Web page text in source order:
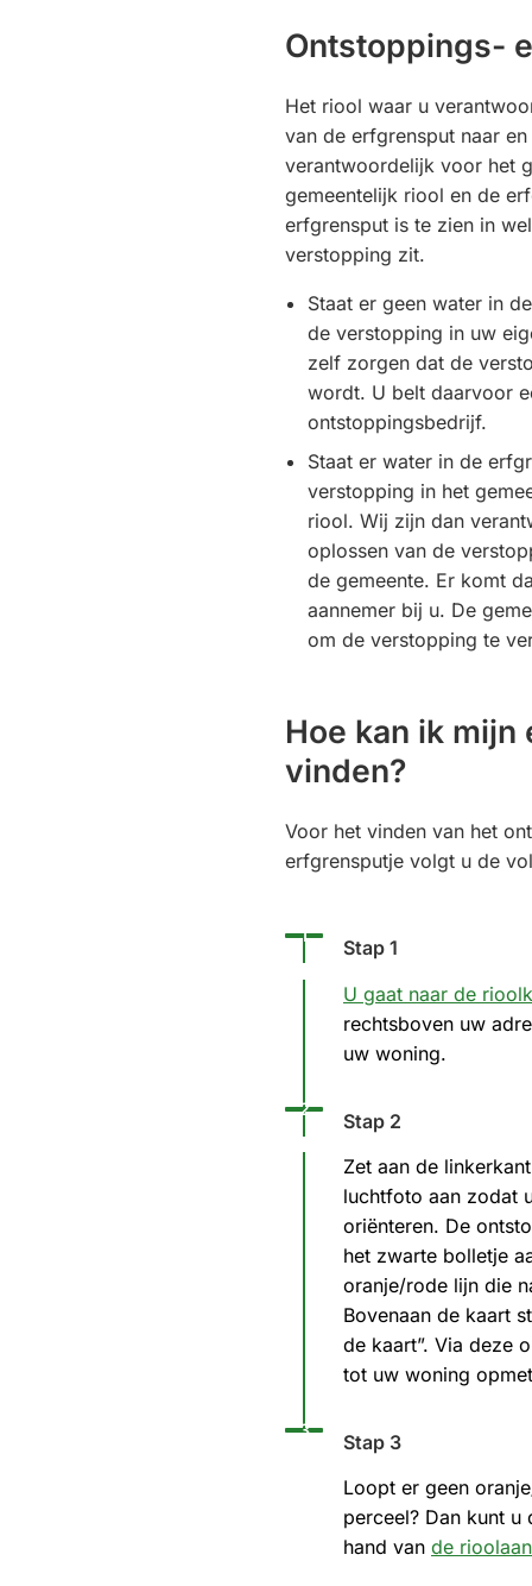
Ontstoppings-
Het riool waar u
van de erfgrensput naar
verantwoordelijk voor het
gemeentelijk riool en de
erfgrensput is te zien in
verstopping zit.
Staat er geen water in
de verstopping in uw
zelf zorgen dat de
wordt. U belt daarvoor
ontstoppingsbedrijf.
Staat er water in de
verstopping in het
riool. Wij zijn dan
oplossen van de
de gemeente. Er komt
aannemer bij u. De
om de verstopping te
Hoe kan ik
vinden?
Voor het vinden van het
erfgrensputje volgt u de
Stap 1
Status: Actief
Opvolgingsnummer:
1
U gaat naar de
rechtsboven uw
uw woning.
Stap 2
Status: Actief
Opvolgingsnummer:
2
Zet aan de
luchtfoto aan zodat
oriënteren. De
het zwarte bolletje
oranje/rode lijn die
Bovenaan de kaart
de kaart”. Via deze
tot uw woning
Stap 3
Status: Actief
Opvolgingsnummer:
3
Loopt er geen
perceel? Dan kunt u
hand van de